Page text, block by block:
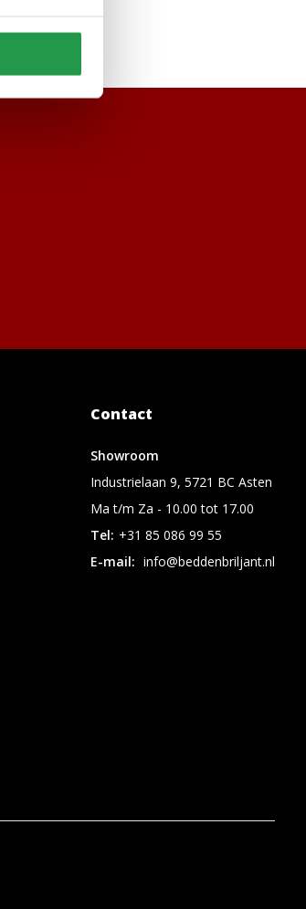
Contact
Showroom
Industrielaan 9, 5721 BC Asten
Ma t/m Za - 10.00 tot 17.00
Tel: +31 85 086 99 55
E-mail: info@beddenbriljant.nl